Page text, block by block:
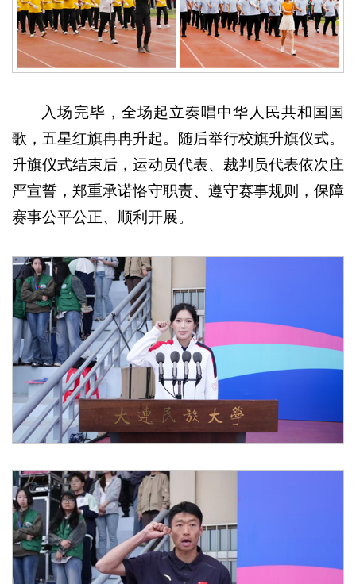
入场完毕，全场起立奏唱中华人民共和国国
歌，五星红旗冉冉升起。随后举行校旗升旗仪式。
升旗仪式结束后，运动员代表、 裁判员代表依次庄
严宣誓，郑重承诺恪守职责、遵守赛事规则，保障
赛事公平公正、顺利开展。